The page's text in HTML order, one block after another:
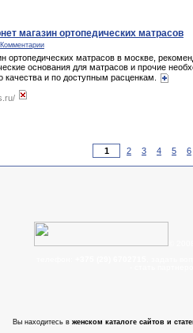
магазин ортопедических матрасов
Комментарии
ортопедических матрасов в москве,
основания для матрасов и прочие
качества и по доступным расценкам.
2 3 4 5 6
Вы находитесь в женском каталоге сайтов и